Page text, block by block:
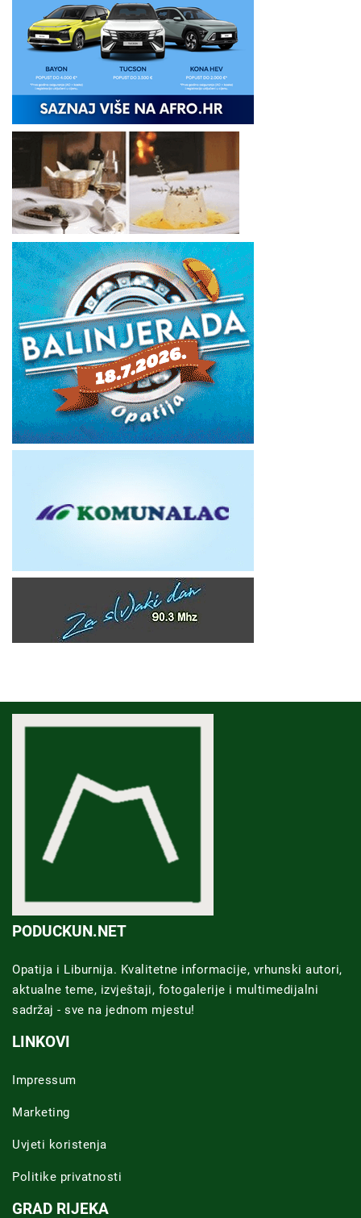
PODUCKUN.NET
Opatija i Liburnija. Kvalitetne informacije, vrhunski autori,
aktualne teme, izvještaji, fotogalerije i multimedijalni
sadržaj - sve na jednom mjestu!
LINKOVI
Impressum
Marketing
Uvjeti koristenja
Politike privatnosti
GRAD RIJEKA